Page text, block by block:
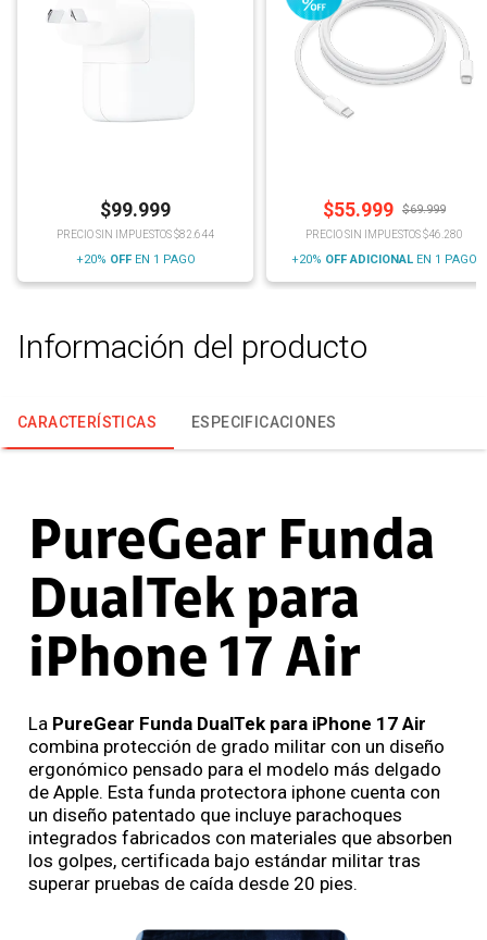
$99.999
PRECIO SIN IMPUESTOS $82.644
+20% OFFEN 1 PAGO
$55.999 $69.999
PRECIO SIN IMPUESTOS $46.280
+20% OFF ADICIONAL EN 1 PAGO
Información del producto
CARACTERÍSTICAS ESPECIFICACIONES
PureGear Funda
DualTek para
iPhone 17 Air
La PureGear Funda DualTek para iPhone 17 Air
combina protección de grado militar con un diseño
ergonómico pensado para el modelo más delgado
de Apple. Esta funda protectora iphone cuenta con
un diseño patentado que incluye parachoques
integrados fabricados con materiales que absorben
los golpes, certificada bajo estándar militar tras
superar pruebas de caída desde 20 pies.